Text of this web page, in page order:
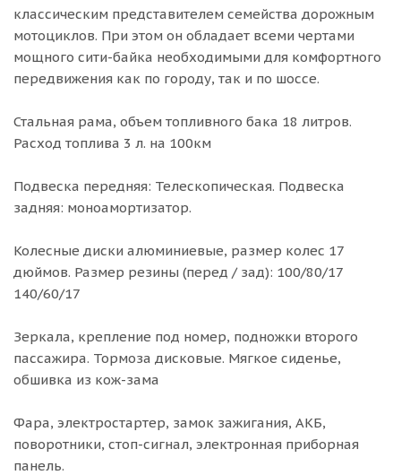
классическим представителем семейства дорожным
мотоциклов. При этом он обладает всеми чертами
мощного сити-байка необходимыми для комфортного
передвижения как по городу, так и по шоссе.
Стальная рама, объем топливного бака 18 литров.
Расход топлива 3 л. на 100км
Подвеска передняя: Телескопическая. Подвеска
задняя: моноамортизатор.
Колесные диски алюминиевые, размер колес 17
дюймов. Размер резины (перед / зад): 100/80/17
140/60/17
Зеркала, крепление под номер, подножки второго
пассажира. Тормоза дисковые. Мягкое сиденье,
обшивка из кож-зама
Фара, электростартер, замок зажигания, АКБ,
поворотники, стоп-сигнал, электронная приборная
панель.